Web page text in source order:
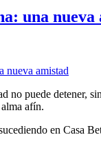
una nueva
no puede detener,
afín.
en Casa